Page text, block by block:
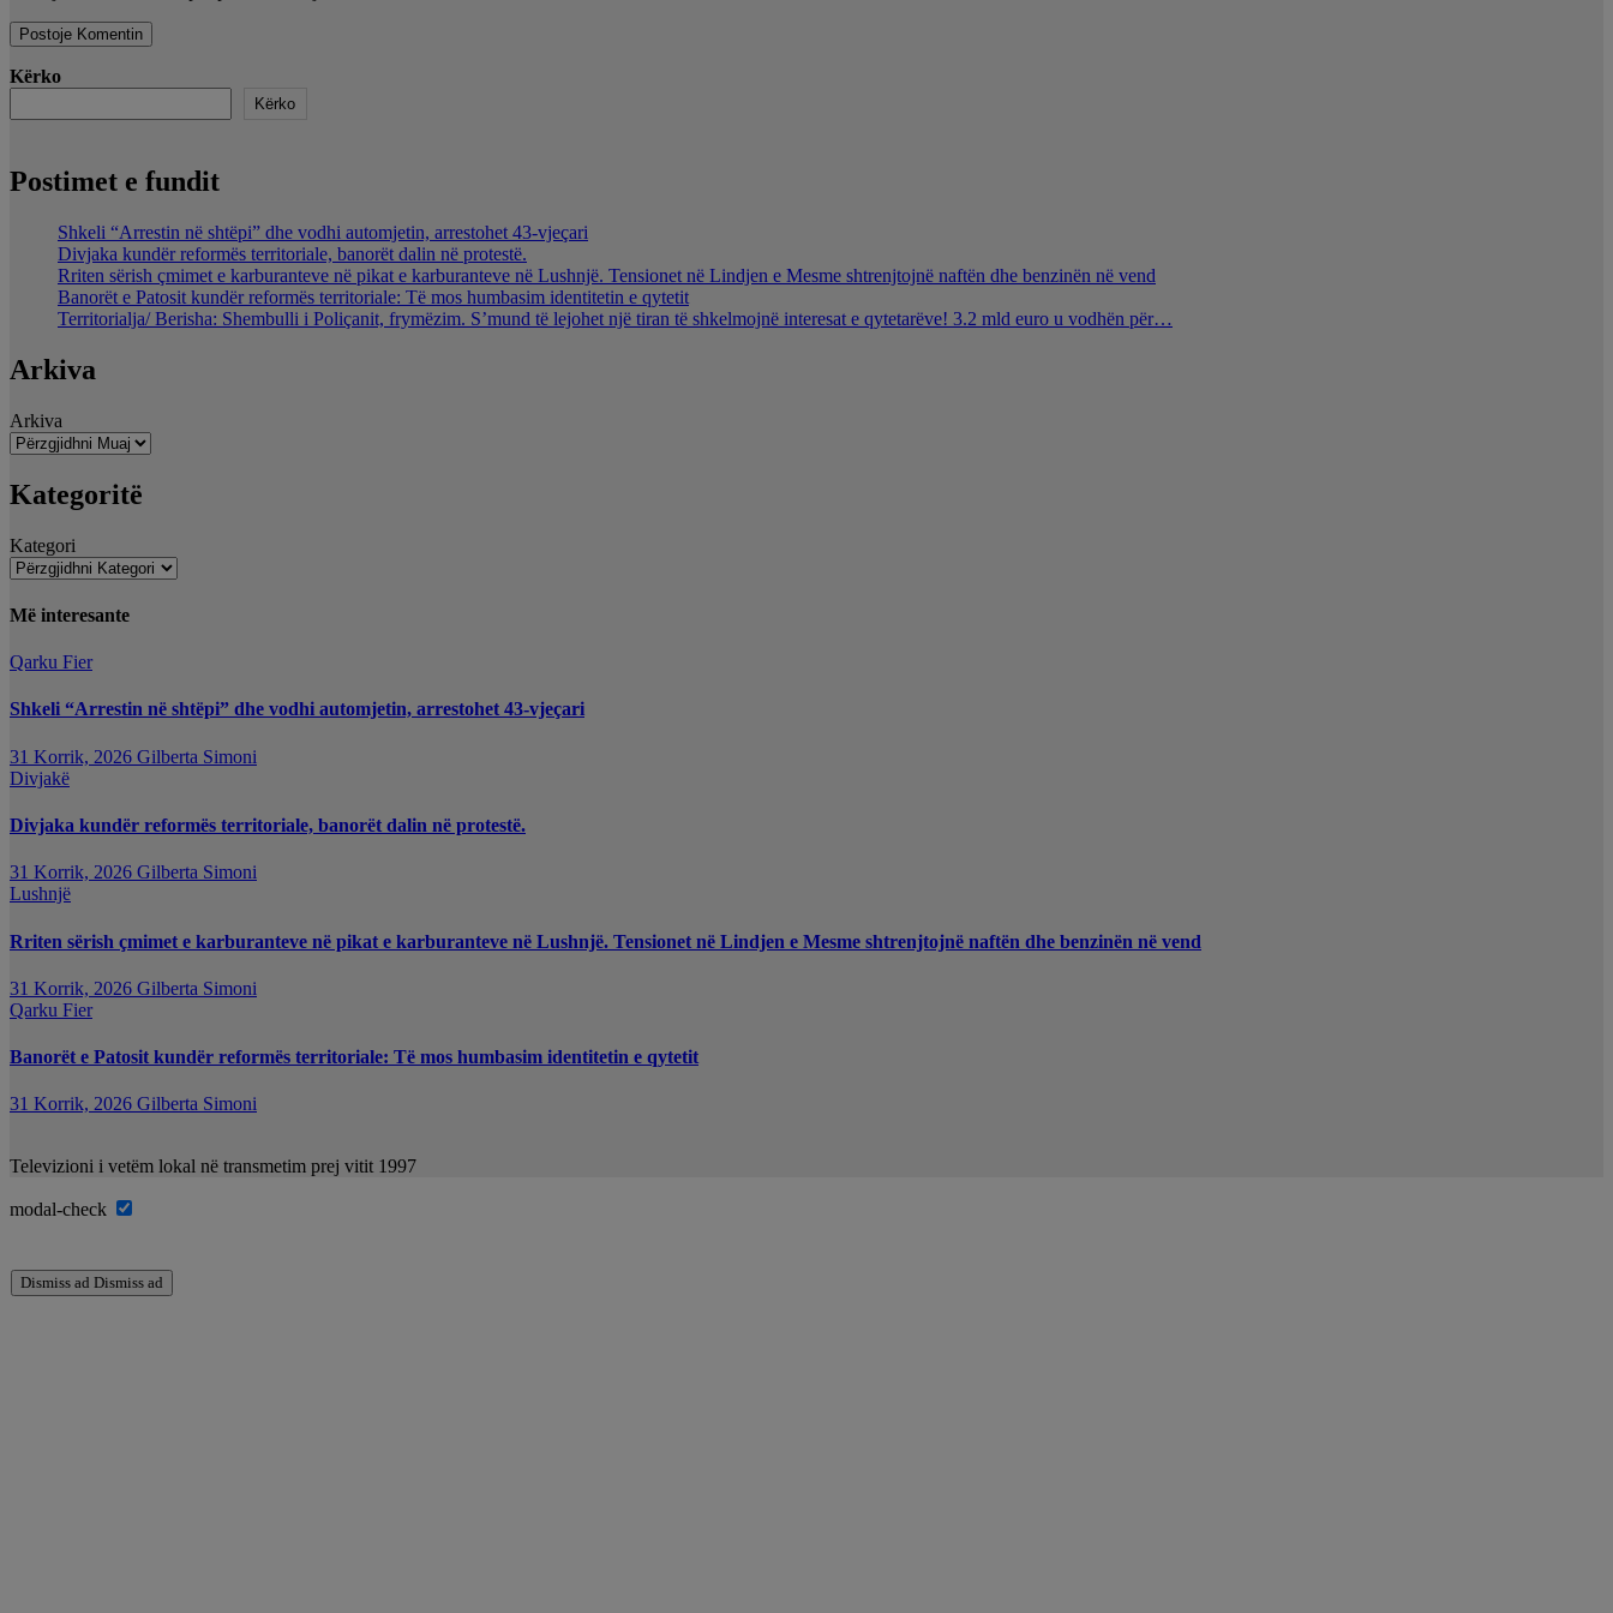
Kërko
Kërko
Postimet e fundit
Shkeli “Arrestin në shtëpi” dhe vodhi automjetin, arrestohet 43-vjeçari
Divjaka kundër reformës territoriale, banorët dalin në protestë.
Rriten sërish çmimet e karburanteve në pikat e karburanteve në Lushnjë. Tensionet në Lindjen e Mesme shtrenjtojnë naftën dhe benzinën në vend
Banorët e Patosit kundër reformës territoriale: Të mos humbasim identitetin e qytetit
Territorialja/ Berisha: Shembulli i Poliçanit, frymëzim. S’mund të lejohet një tiran të shkelmojnë interesat e qytetarëve! 3.2 mld euro u vodhën për…
Arkiva
Arkiva
Kategoritë
Kategori
Më interesante
Qarku Fier
Shkeli “Arrestin në shtëpi” dhe vodhi automjetin, arrestohet 43-vjeçari
31 Korrik, 2026 Gilberta Simoni
Divjakë
Divjaka kundër reformës territoriale, banorët dalin në protestë.
31 Korrik, 2026 Gilberta Simoni
Lushnjë
Rriten sërish çmimet e karburanteve në pikat e karburanteve në Lushnjë. Tensionet në Lindjen e Mesme shtrenjtojnë naftën dhe benzinën në vend
31 Korrik, 2026 Gilberta Simoni
Qarku Fier
Banorët e Patosit kundër reformës territoriale: Të mos humbasim identitetin e qytetit
31 Korrik, 2026 Gilberta Simoni
Televizioni i vetëm lokal në transmetim prej vitit 1997
modal-check
Dismiss ad Dismiss ad